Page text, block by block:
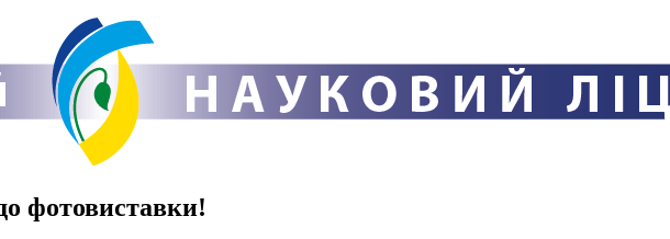
фотовиставки!